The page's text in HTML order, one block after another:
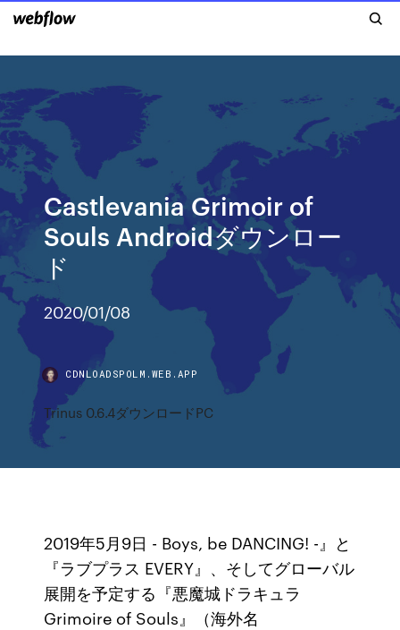
Castlevania Grimoir of
Souls Androidダウンロー
ド
2020/01/08
CDNLOADSPOLM.WEB.APP
Trinus 0.6.4ダウンロードPC
2019年5月9日 - Boys, be DANCING! -』と
『ラブプラス EVERY』、そしてグローバル
展開を予定する『悪魔城ドラキュラ
Grimoire of Souls』（海外名